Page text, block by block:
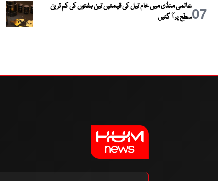
07عالمی منڈی میں خام تیل کی قیمتیں تین ہفتوں کی کم ترین
سطح پر آ گئیں